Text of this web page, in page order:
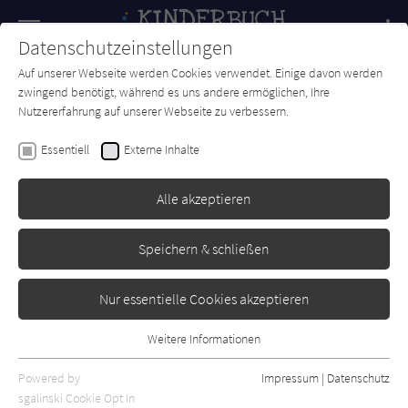
SUCHE Forum Charts Newsletter
Jana Frey
Vom Großwerden und
Loewe
Datenschutzeinstellungen
Auf unserer Webseite werden Cookies verwendet. Einige davon werden
zwingend benötigt, während es uns andere ermöglichen, Ihre
Nutzererfahrung auf unserer Webseite zu verbessern.
Essentiell Externe Inhalte
Alle akzeptieren
Speichern & schließen
Nur essentielle Cookies akzeptieren
Essentielle Cookies werden für grundlegende Funktionen der
Webseite benötigt. Dadurch ist gewährleistet, dass die Webseite
Weitere Informationen
Powered by
sgalinski Cookie Opt In
Impressum | Datenschutz